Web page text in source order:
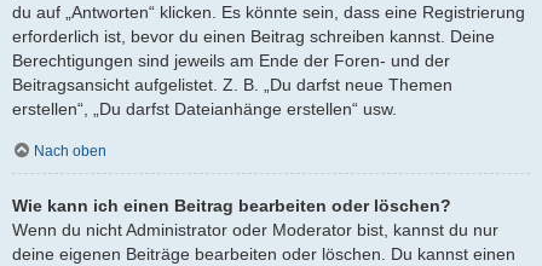
du auf „Antworten“ klicken. Es könnte sein, dass eine Registrierung
erforderlich ist, bevor du einen Beitrag schreiben kannst. Deine
Berechtigungen sind jeweils am Ende der Foren- und der
Beitragsansicht aufgelistet. Z. B. „Du darfst neue Themen
erstellen“, „Du darfst Dateianhänge erstellen“ usw.
Nach oben
Wie kann ich einen Beitrag bearbeiten oder löschen?
Wenn du nicht Administrator oder Moderator bist, kannst du nur
deine eigenen Beiträge bearbeiten oder löschen. Du kannst einen